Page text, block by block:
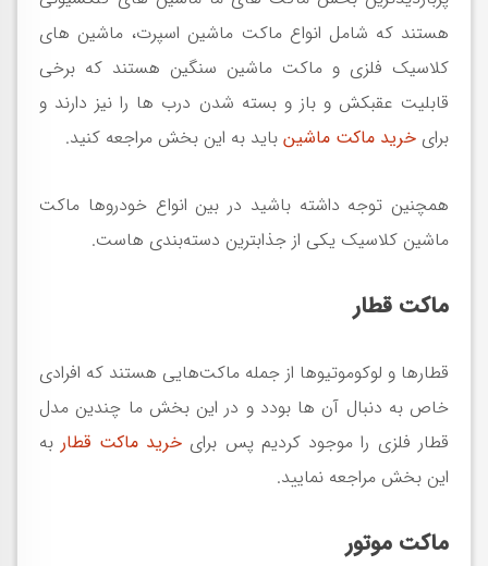
هستند که شامل انواع ماکت ماشین اسپرت، ماشین های
کلاسیک فلزی و ماکت ماشین سنگین هستند که برخی
قابلیت عقبکش و باز و بسته شدن درب ها را نیز دارند و
برای خرید ماکت ماشین باید به این بخش مراجعه کنید.
همچنین توجه داشته باشید در بین انواع خودروها ماکت
ماشین کلاسیک یکی از جذابترین دسته‌بندی هاست.
ماکت قطار
قطارها و لوکوموتیوها از جمله ماکت‌هایی هستند که افرادی
خاص به دنبال آن ها بودد و در این بخش ما چندین مدل
قطار فلزی را موجود کردیم پس برایخرید ماکت قطار به
این بخش مراجعه نمایید.
ماکت موتور